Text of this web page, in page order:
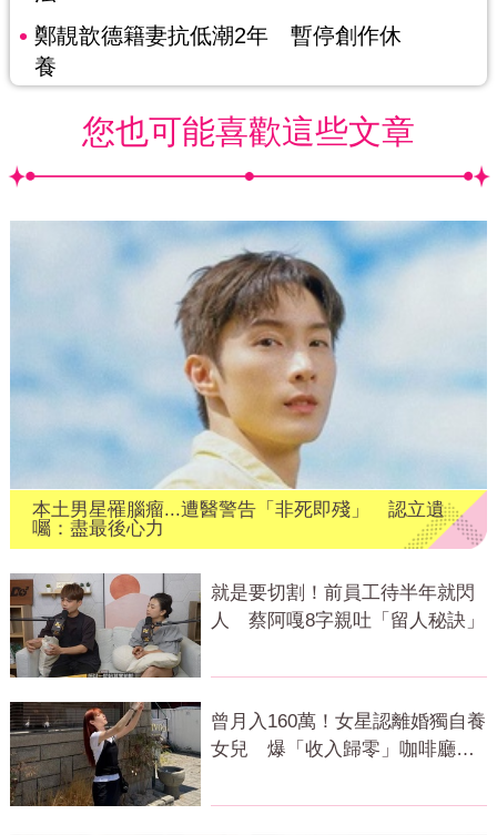
鄭靚歆德籍妻抗低潮2年 暫停創作休
養
您也可能喜歡這些文章
本土男星罹腦瘤...遭醫警告「非死即殘」 認立遺
囑：盡最後心力
就是要切割！前員工待半年就閃
人 蔡阿嘎8字親吐「留人秘訣」
曾月入160萬！女星認離婚獨自養
女兒 爆「收入歸零」咖啡廳打